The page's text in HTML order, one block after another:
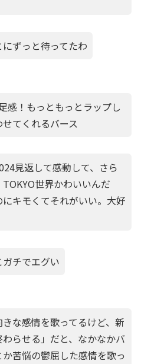
ずっと待ってたわ
感！もっともっとラップし
てくれるバース
見返して感動して、さら
世界かわいいんだ
キモくてそれがいい。大好
チでエグい
な感情を歌ってるけど、新
らせる」だと、なかなかバ
苦悩の鬱屈した感情を歌っ